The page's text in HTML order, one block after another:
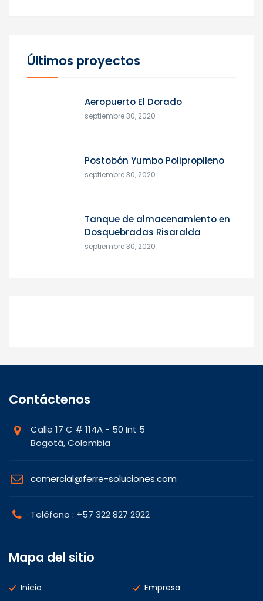
Últimos proyectos
Aeropuerto El Dorado
septiembre 30, 2020
Postobón Yumbo Polipropileno
septiembre 30, 2020
Tanque de almacenamiento en
Dosquebradas Risaralda
septiembre 30, 2020
Contáctenos
Calle 17 C # 114A - 50 Int 5
Bogotá, Colombia
comercial@ferre-soluciones.com
Teléfono : +57 322 827 2922
Mapa del sitio
Inicio
Empresa